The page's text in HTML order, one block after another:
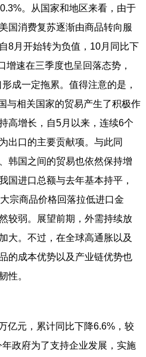
。从国家和地区来看，由于
国消费复苏逐渐由商品转向服
8月开始转为负值，10月同比下
增速在三季度也呈回落态势，
成一定拖累。值得注意的是，
与相关国家的贸易产生了积极作
高增长，自5月以来，连续6个
出口的主要贡献项。与此同
韩国之间的贸易也依然保持增
国进口总额与去年基本持平，
宗商品价格回落拉低进口金
较弱。展望前期，外需持续放
大。不过，在全球高通胀以及
的成本优势以及产业链优势也
性。
亿元，累计同比下降6.6%，较
年政府为了支持企业发展，实施